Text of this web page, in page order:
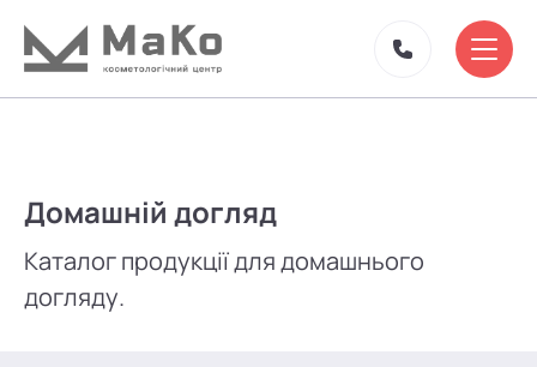
Домашній догляд
Каталог продукції для домашнього
догляду.